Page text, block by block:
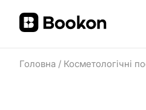
Головна / Косметологічні